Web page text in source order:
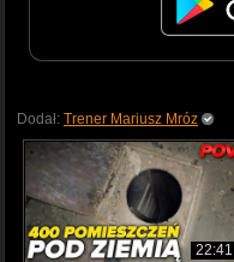
Dodał: Trener Mariusz Mróz
22:41